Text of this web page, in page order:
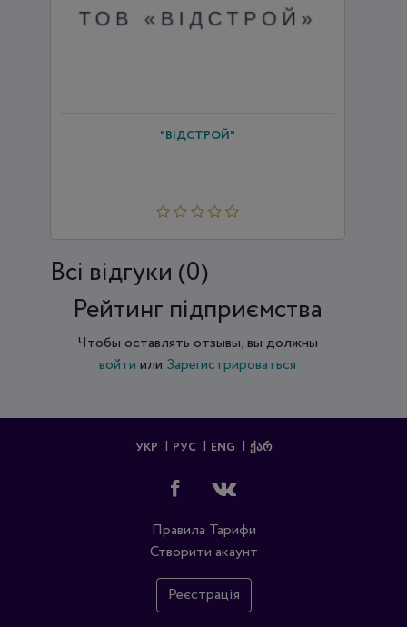
"ВІДСТРОЙ"
Всi відгуки (0)
Рейтинг підприємства
Чтобы оставлять отзывы, вы должны
войти или Зарегистрироваться
УКР РУС ENG ᲥᲐᲠ
Правила Тарифи
Створити акаунт
Реєстрація